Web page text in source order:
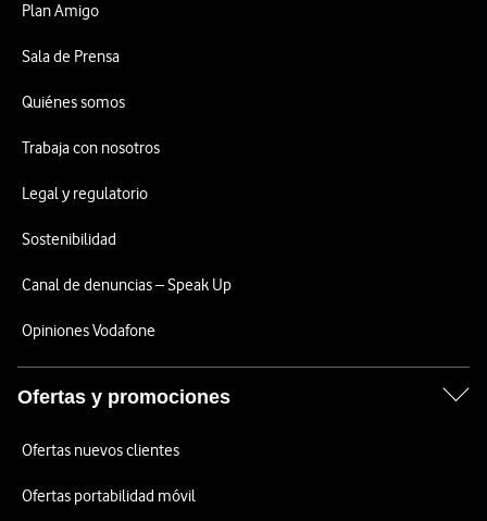
Plan Amigo
Sala de Prensa
Quiénes somos
Trabaja con nosotros
Legal y regulatorio
Sostenibilidad
Canal de denuncias – Speak Up
Opiniones Vodafone
Ofertas y promociones
Ofertas nuevos clientes
Ofertas portabilidad móvil